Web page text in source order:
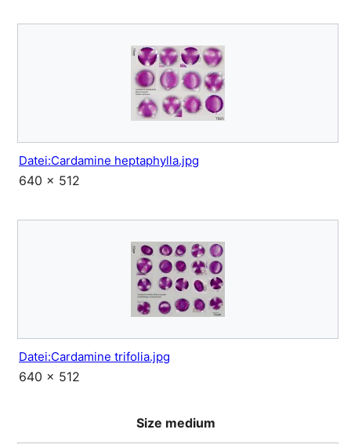
Datei:Cardamine heptaphylla.jpg
640 × 512
Datei:Cardamine trifolia.jpg
640 × 512
Size medium